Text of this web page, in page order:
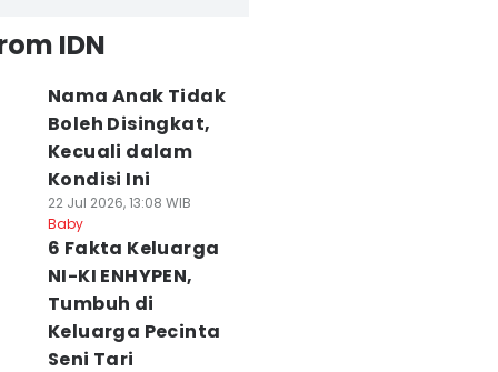
IDN
Nama Anak Tidak
Boleh Disingkat,
Kecuali dalam
Kondisi Ini
22 Jul 2026, 13:08 WIB
Baby
6 Fakta Keluarga
NI-KI ENHYPEN,
Tumbuh di
Keluarga Pecinta
Seni Tari